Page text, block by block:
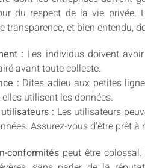
du respect de la vie privée.
transparence, et bien entendu,
: Les individus doivent
avant toute collecte.
: Dites adieu aux petites
utilisent les données.
: Les utilisateurs
Assurez-vous d’être prêt
conformités peut être